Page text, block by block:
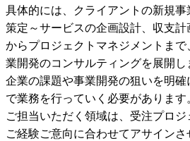
具体的には、クライアントの新規
策定～サービスの企画設計、収支
からプロジェクトマネジメントま
業開発のコンサルティングを展開し
企業の課題や事業開発の狙いを明
で業務を行っていく必要があります
ご担当いただく領域は、受注プロジ
ご経験ご意向に合わせてアサインさ